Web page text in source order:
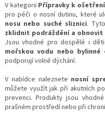
V kategorii Přípravky k
pro péči o nosní dutinu, které
nosu nebo suché sliznici.
zklidnit podráždění a obnovit
Jsou vhodné pro dospělé i
mořskou vodu nebo bylinné
podporují volné dýchání.
V nabídce naleznete nosní
můžete využít jak při akutních
prevenci. Produkty jsou
prašném prostředí nebo při